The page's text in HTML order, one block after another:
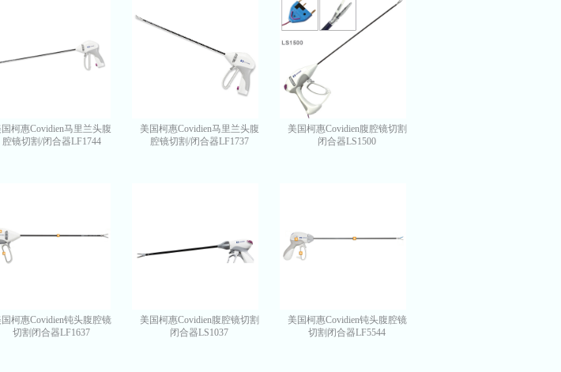
国柯惠Covidien马里兰头腹
腔镜切割/闭合器LF1744
美国柯惠Covidien马里兰头腹
腔镜切割/闭合器LF1737
美国柯惠Covidien腹腔镜切割
闭合器LS1500
国柯惠Covidien钝头腹腔镜
切割闭合器LF1637
美国柯惠Covidien腹腔镜切割
闭合器LS1037
美国柯惠Covidien钝头腹腔镜
切割闭合器LF5544